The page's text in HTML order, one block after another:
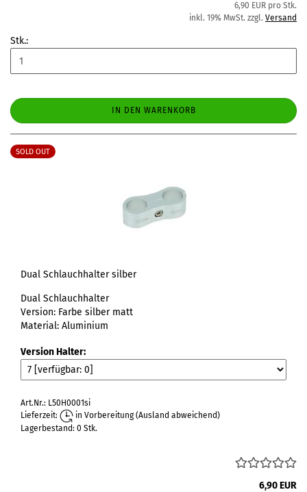
6,90 EUR pro Stk.
inkl. 19% MwSt. zzgl. Versand
Stk.:
IN DEN WARENKORB
SOLD OUT
Dual Schlauchhalter silber
Dual Schlauchhalter
Version: Farbe silber matt
Material: Aluminium
Version Halter:
Art.Nr.: L50H0001si
Lieferzeit:
in Vorbereitung (Ausland abweichend)
Lagerbestand: 0 Stk.
6,90 EUR